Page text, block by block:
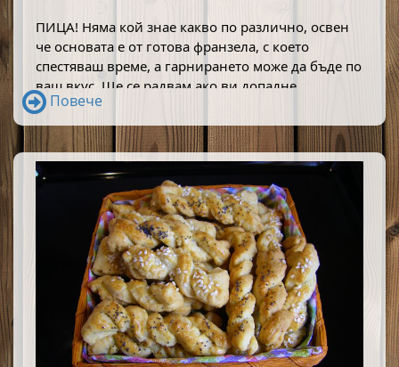
ПИЦА! Няма кой знае какво по различно, освен
че основата е от готова франзела, с което
спестяваш време, а гарнирането може да бъде по
ваш вкус. Ще се радвам ако ви допадне.
Повече